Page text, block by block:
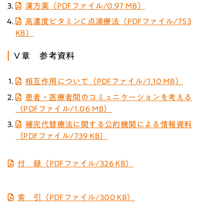
漢方薬（PDFファイル/0.97 MB）
高濃度ビタミンC 点滴療法（PDFファイル/753
KB）
Ⅴ章 参考資料
相互作用について（PDFファイル/1.10 MB）
患者・医療者間のコミュニケーションを考える
（PDFファイル/1.06 MB）
補完代替療法に関する公的機関による情報資料
（PDFファイル/739 KB）
付 録（PDFファイル/326 KB）
索 引（PDFファイル/300 KB）